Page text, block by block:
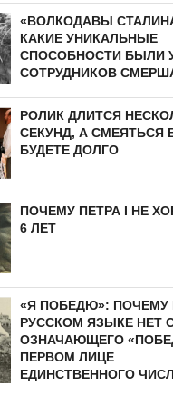
«ВОЛКОДАВЫ
КАКИЕ УНИКАЛЬНЫЕ
СПОСОБНОСТИ БЫЛИ
СОТРУДНИКОВ
РОЛИК ДЛИТСЯ
СЕКУНД, А СМЕЯТЬСЯ
БУДЕТЕ ДОЛГО
ПОЧЕМУ ПЕТРА I НЕ
6 ЛЕТ
«Я ПОБЕДЮ»: ПОЧЕМУ
РУССКОМ ЯЗЫКЕ НЕТ
ОЗНАЧАЮЩЕГО
ПЕРВОМ ЛИЦЕ
ЕДИНСТВЕННОГО